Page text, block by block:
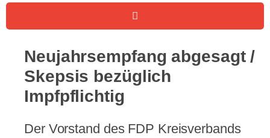
Neujahrsempfang abgesagt /
Skepsis bezüglich
Impfpflichtig
Der Vorstand des FDP Kreisverbands